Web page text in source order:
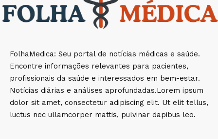
FolhaMedica: Seu portal de notícias médicas e saúde.
Encontre informações relevantes para pacientes,
profissionais da saúde e interessados em bem-estar.
Notícias diárias e análises aprofundadas.Lorem ipsum
dolor sit amet, consectetur adipiscing elit. Ut elit tellus,
luctus nec ullamcorper mattis, pulvinar dapibus leo.